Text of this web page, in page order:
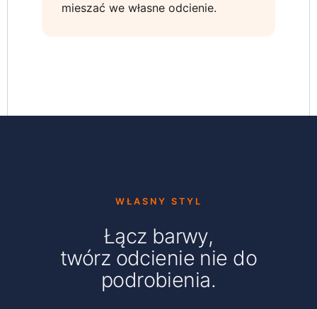
mieszać we własne odcienie.
WŁASNY STYL
Łącz barwy,
twórz odcienie nie do
podrobienia.